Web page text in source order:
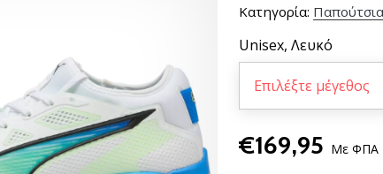
Κατηγορία:
Unisex, Λευκό
Επιλέξτε μέγεθος
€169,95 Με ΦΠΑ